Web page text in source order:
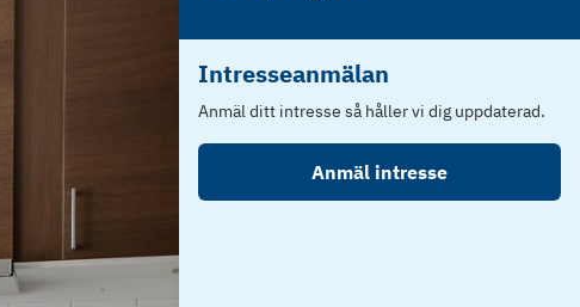
Intresseanmälan
Anmäl ditt intresse så håller vi dig uppdaterad.
Anmäl intresse